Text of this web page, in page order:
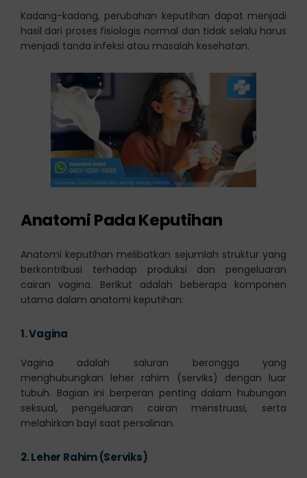
Kadang-kadang, perubahan keputihan dapat menjadi
hasil dari proses fisiologis normal dan tidak selalu harus
menjadi tanda infeksi atau masalah kesehatan.
Anatomi Pada Keputihan
Anatomi keputihan melibatkan sejumlah struktur yang
berkontribusi terhadap produksi dan pengeluaran
cairan vagina. Berikut adalah beberapa komponen
utama dalam anatomi keputihan:
1.Vagina
Vagina adalah saluran berongga yang
menghubungkan leher rahim (serviks) dengan luar
tubuh. Bagian ini berperan penting dalam hubungan
seksual, pengeluaran cairan menstruasi, serta
melahirkan bayi saat persalinan.
2.Leher Rahim (Serviks)